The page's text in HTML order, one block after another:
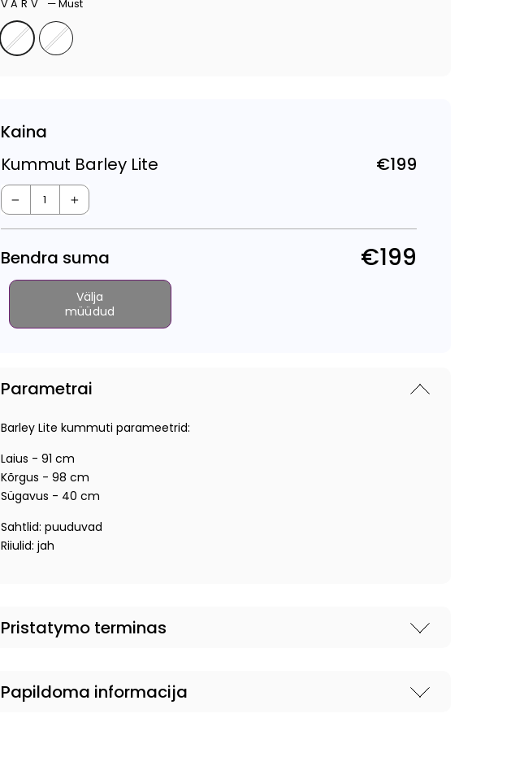
VÄRV —Must
Kaina
Kummut Barley Lite
€199
− +
Bendra suma €199
Välja
müüdud
Parametrai
Barley Lite kummuti parameetrid:
Laius - 91 cm
Kõrgus - 98 cm
Sügavus - 40 cm
Sahtlid: puuduvad
Riiulid: jah
Pristatymo terminas
Papildoma informacija